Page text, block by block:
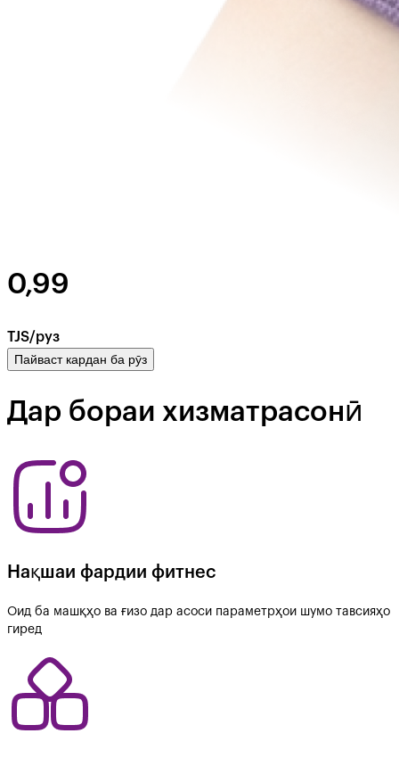
0,99
TJS/руз
Пайваст кардан ба рӯз
Дар бораи хизматрасонӣ
Нақшаи фардии фитнес
Оид ба машқҳо ва ғизо дар асоси параметрҳои шумо тавсияҳо
гиред